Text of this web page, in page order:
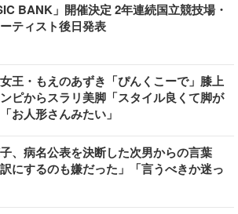
BANK」開催決定 2年連続国立競技場・
ティスト後日発表
王・もえのあずき「ぴんくこーで」膝上
ピからスラリ美脚「スタイル良くて脚が
お人形さんみたい」
、病名公表を決断した次男からの言葉
訳にするのも嫌だった」「言うべきか迷っ